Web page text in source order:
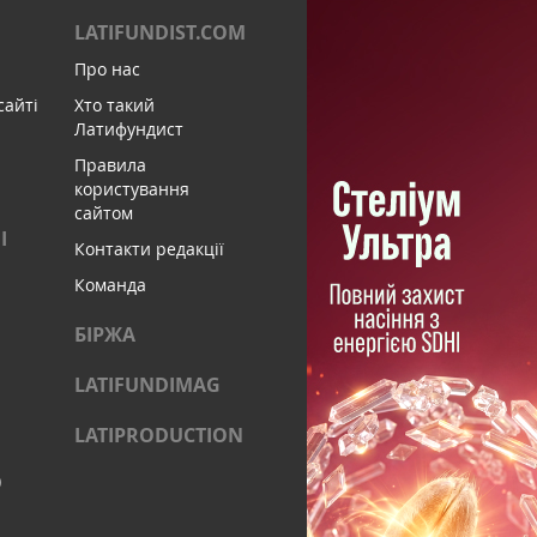
LATIFUNDIST.COM
Про нас
Хто такий
Латифундист
Правила
користування
сайтом
Контакти редакції
Команда
БІРЖА
LATIFUNDIMAG
LATIPRODUCTION